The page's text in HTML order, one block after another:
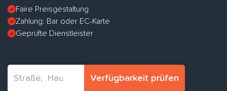
Faire Preisgestaltung
Zahlung: Bar oder EC-Karte
Geprüfte Dienstleister
Verfügbarkeit prüfen